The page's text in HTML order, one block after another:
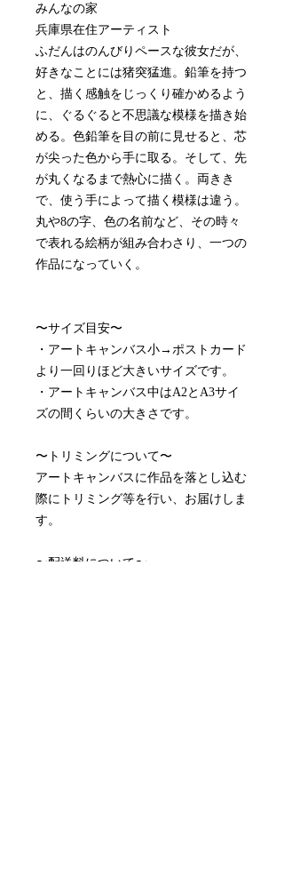
みんなの家
兵庫県在住アーティスト
ふだんはのんびりペースな彼女だが、
好きなことには猪突猛進。鉛筆を持つ
と、描く感触をじっくり確かめるよう
に、ぐるぐると不思議な模様を描き始
める。色鉛筆を目の前に見せると、芯
が尖った色から手に取る。そして、先
が丸くなるまで熱心に描く。両きき
で、使う手によって描く模様は違う。
丸や8の字、色の名前など、その時々
で表れる絵柄が組み合わさり、一つの
作品になっていく。
〜サイズ目安〜
・アートキャンバス小→ポストカード
より一回りほど大きいサイズです。
・アートキャンバス中はA2とA3サイ
ズの間くらいの大きさです。
〜トリミングについて〜
アートキャンバスに作品を落とし込む
際にトリミング等を行い、お届けしま
す。
〜配送料について〜